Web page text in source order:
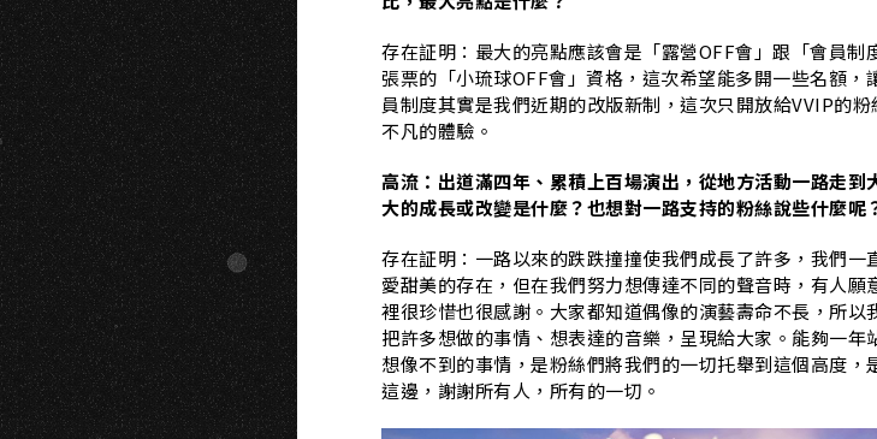
存在証明：最大的亮點應該會是「露營OFF會」跟「會員制
張票的「小琉球OFF會」資格，這次希望能多開一些名額，
員制度其實是我們近期的改版新制，這次只開放給VVIP的
不凡的體驗。
高流：出道滿四年、累積上百場演出，從地方活動一路走到
大的成長或改變是什麼？也想對一路支持的粉絲說些什麼呢
存在証明：一路以來的跌跌撞撞使我們成長了許多，我們一
愛甜美的存在，但在我們努力想傳達不同的聲音時，有人願
裡很珍惜也很感謝。大家都知道偶像的演藝壽命不長，所以
把許多想做的事情、想表達的音樂，呈現給大家。能夠一年
想像不到的事情，是粉絲們將我們的一切托舉到這個高度，
這邊，謝謝所有人，所有的一切。